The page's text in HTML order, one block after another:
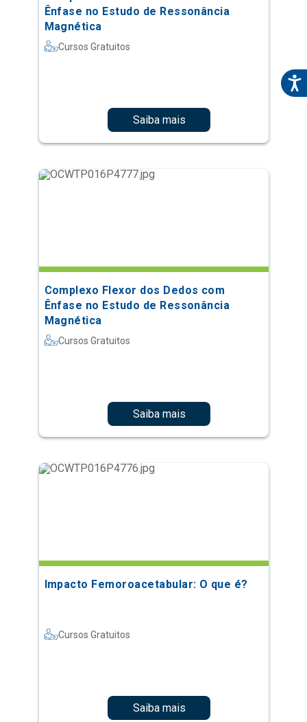
Ênfase no Estudo de Ressonância
Magnética
Cursos Gratuitos
Saiba mais
Complexo Flexor dos Dedos com
Ênfase no Estudo de Ressonância
Magnética
Cursos Gratuitos
Saiba mais
Impacto Femoroacetabular: O que é?
Cursos Gratuitos
Saiba mais